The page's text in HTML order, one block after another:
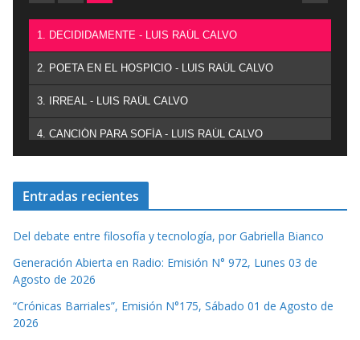
1. DECIDIDAMENTE - LUIS RAÚL CALVO
2. POETA EN EL HOSPICIO - LUIS RAÚL CALVO
3. IRREAL - LUIS RAÚL CALVO
4. CANCIÓN PARA SOFÍA - LUIS RAÚL CALVO
Entradas recientes
Del debate entre filosofía y tecnología, por Gabriella Bianco
Generación Abierta en Radio: Emisión N° 972, Lunes 03 de
Agosto de 2026
“Crónicas Barriales”, Emisión N°175, Sábado 01 de Agosto de
2026